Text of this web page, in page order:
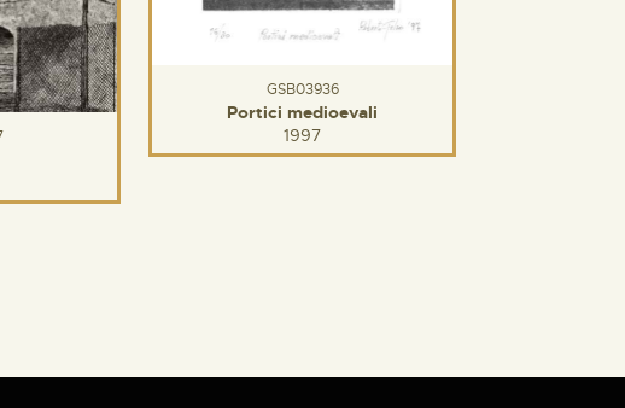
GSB03936
Portici medioevali
1997